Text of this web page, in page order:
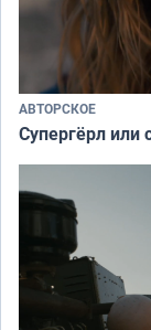
АВТОРСКОЕ
Супергёрл или